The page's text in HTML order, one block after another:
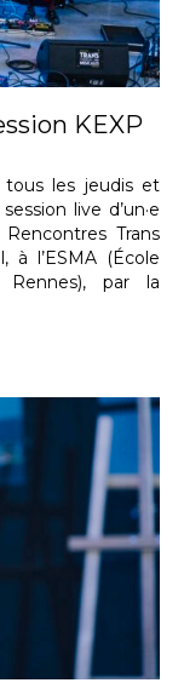
KEXP
tous les jeudis et
live d’un·e
Trans
à l’ESMA (École
Rennes), par la